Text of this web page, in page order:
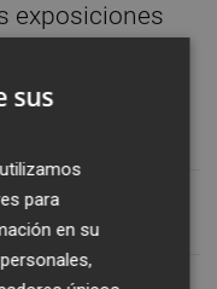
exposiciones
artes
de
sus
para
en su